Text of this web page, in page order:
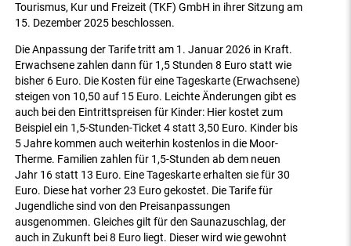
Tourismus, Kur und Freizeit (TKF) GmbH in ihrer Sitzung am
15. Dezember 2025 beschlossen.
Die Anpassung der Tarife tritt am 1. Januar 2026 in Kraft.
Erwachsene zahlen dann für 1,5 Stunden 8 Euro statt wie
bisher 6 Euro. Die Kosten für eine Tageskarte (Erwachsene)
steigen von 10,50 auf 15 Euro. Leichte Änderungen gibt es
auch bei den Eintrittspreisen für Kinder: Hier kostet zum
Beispiel ein 1,5-Stunden-Ticket 4 statt 3,50 Euro. Kinder bis
5 Jahre kommen auch weiterhin kostenlos in die Moor-
Therme. Familien zahlen für 1,5-Stunden ab dem neuen
Jahr 16 statt 13 Euro. Eine Tageskarte erhalten sie für 30
Euro. Diese hat vorher 23 Euro gekostet. Die Tarife für
Jugendliche sind von den Preisanpassungen
ausgenommen. Gleiches gilt für den Saunazuschlag, der
auch in Zukunft bei 8 Euro liegt. Dieser wird wie gewohnt